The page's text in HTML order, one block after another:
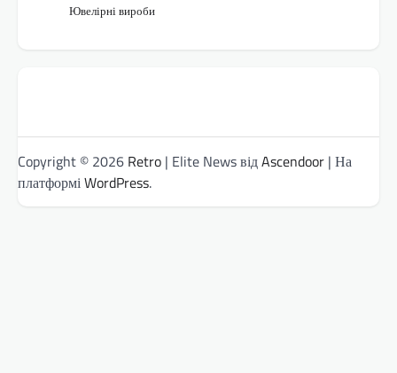
Ювелірні вироби
Copyright © 2026 Retro | Elite News відAscendoor | На
платформіWordPress.